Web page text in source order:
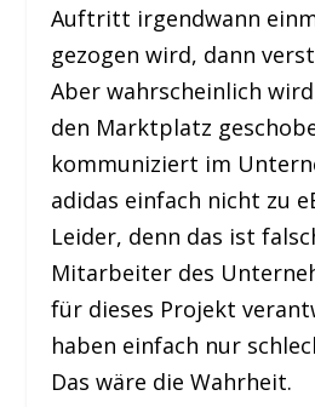
Auftritt irgendwann
gezogen wird, dann
Aber wahrscheinlich
den Marktplatz
kommuniziert im
adidas einfach nicht zu
Leider, denn das ist
Mitarbeiter des
für dieses Projekt
haben einfach nur
Das wäre die Wahrheit.